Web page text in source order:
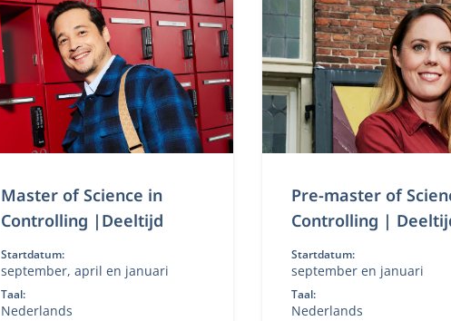
Master of Science in
Controlling |Deeltijd
Startdatum:
september, april en januari
Taal:
Nederlands
Pre-master of
Controlling |
Startdatum:
september en januari
Taal:
Nederlands